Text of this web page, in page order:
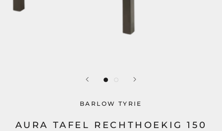
BARLOW TYRIE
AURA TAFEL RECHTHOEKIG 150